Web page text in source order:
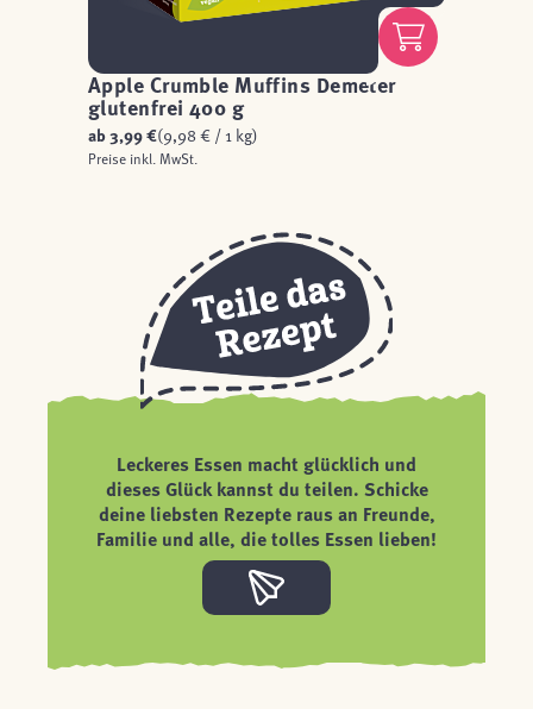
Apple Crumble Muffins Demeter
glutenfrei 400 g
ab3,99 €(9,98 € / 1 kg)
Preise inkl. MwSt.
Leckeres Essen macht glücklich und
dieses Glück kannst du teilen. Schicke
deine liebsten Rezepte raus an Freunde,
Familie und alle, die tolles Essen lieben!